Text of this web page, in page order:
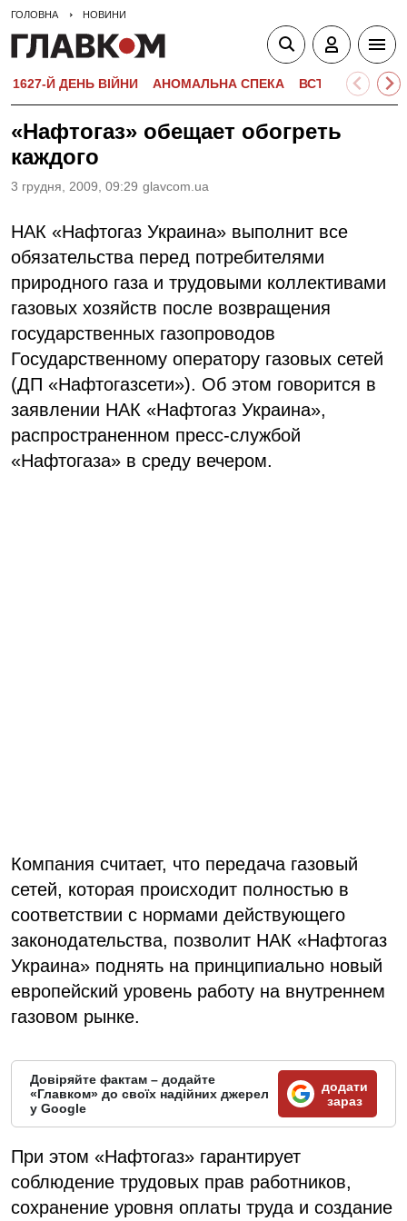
ГОЛОВНА НОВИНИ
1627-Й ДЕНЬ ВІЙНИ АНОМАЛЬНА СПЕКА ВСТУПНА
«Нафтогаз» обещает обогреть
каждого
3 грудня, 2009, 09:29 glavcom.ua
НАК «Нафтогаз Украина» выполнит все
обязательства перед потребителями
природного газа и трудовыми коллективами
газовых хозяйств после возвращения
государственных газопроводов
Государственному оператору газовых сетей
(ДП «Нафтогазсети»). Об этом говорится в
заявлении НАК «Нафтогаз Украина»,
распространенном пресс-службой
«Нафтогаза» в среду вечером.
Компания считает, что передача газовый
сетей, которая происходит полностью в
соответствии с нормами действующего
законодательства, позволит НАК «Нафтогаз
Украина» поднять на принципиально новый
европейский уровень работу на внутреннем
газовом рынке.
Довіряйте фактам – додайте
«Главком» до своїх надійних джерел
у Google
додати
зараз
При этом «Нафтогаз» гарантирует
соблюдение трудовых прав работников,
сохранение уровня оплаты труда и создание